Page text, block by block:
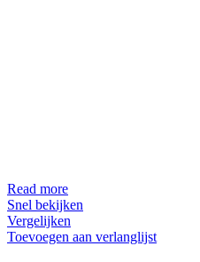
Read more
Snel bekijken
Vergelijken
Toevoegen aan verlanglijst